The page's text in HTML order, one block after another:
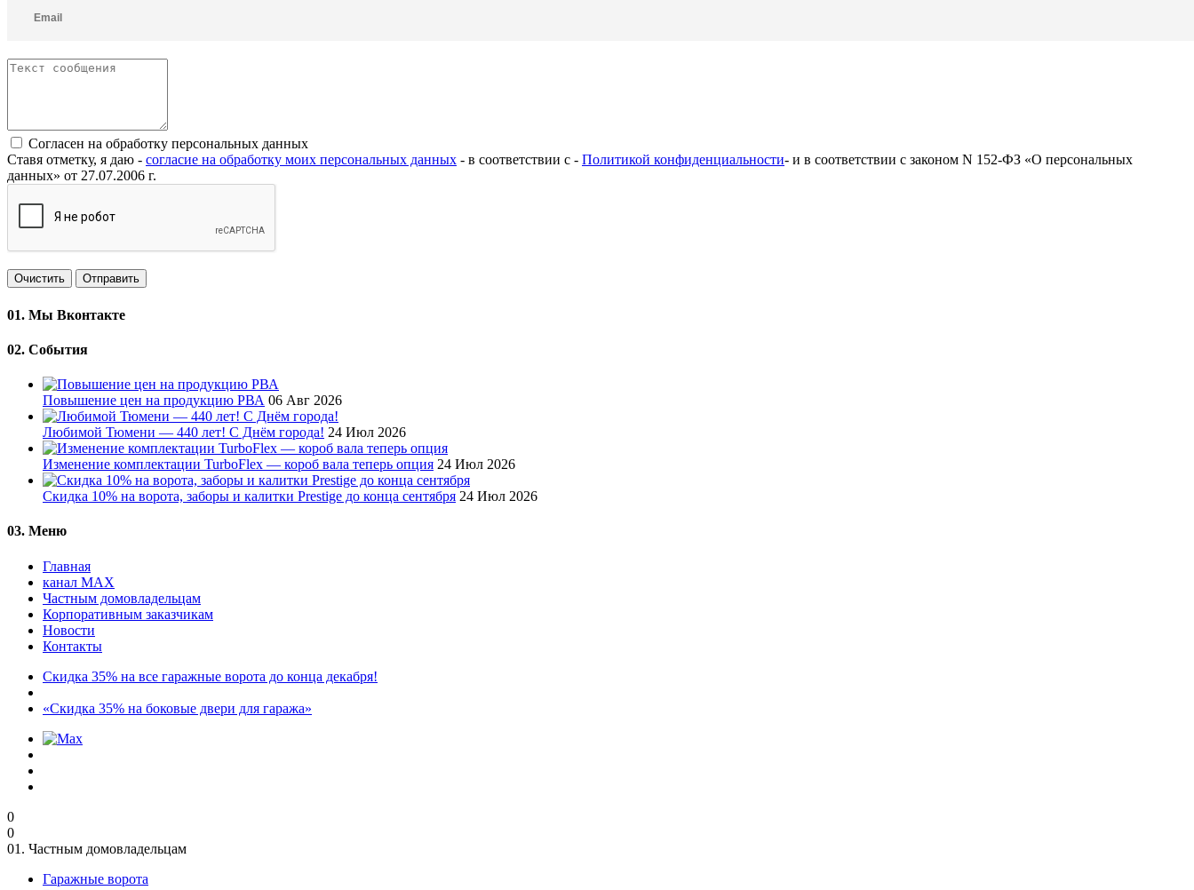
Согласен на обработку персональных данных
Ставя отметку, я даю - согласие на обработку моих персональных данных - в соответствии с - Политикой конфиденциальности- и в соответствии с законом N 152-ФЗ «О персональных
данных» от 27.07.2006 г.
Очистить Отправить
01. Мы Вконтакте
02. События
Повышение цен на продукцию РВА 06 Авг 2026
Любимой Тюмени — 440 лет! С Днём города! 24 Июл 2026
Изменение комплектации TurboFlex — короб вала теперь опция 24 Июл 2026
Скидка 10% на ворота, заборы и калитки Prestige до конца сентября 24 Июл 2026
03. Меню
Главная
канал MAX
Частным домовладельцам
Корпоративным заказчикам
Новости
Контакты
Скидка 35% на все гаражные ворота до конца декабря!
«Скидка 35% на боковые двери для гаража»
0
0
01. Частным домовладельцам
Гаражные ворота